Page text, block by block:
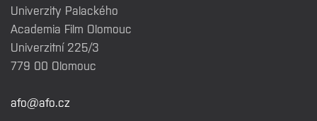
Univerzity Palackého
Academia Film Olomouc
Univerzitní 225/3
779 00 Olomouc
afo@afo.cz